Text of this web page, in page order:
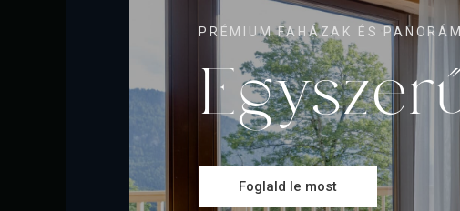
PRÉMIUM FAHÁZAK ÉS
Foglald le most